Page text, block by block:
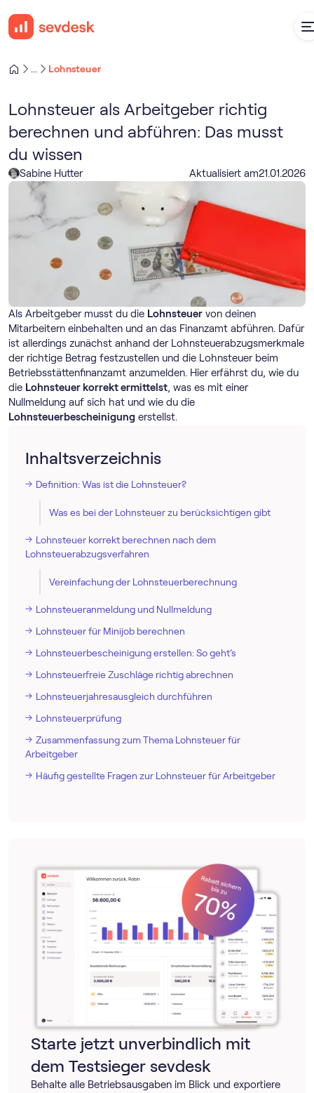
Lohnsteuer
Starte jetzt unverbindlich mit
dem Testsieger sevdesk
Behalte alle Betriebsausgaben im Blick und exportiere
Lohnsteuer als Arbeitgeber richtig
berechnen und abführen: Das musst
du wissen
Sabine Hutter Aktualisiert am21.01.2026
Als Arbeitgeber musst du die Lohnsteuer von deinen
Mitarbeitern einbehalten und an das Finanzamt abführen. Dafür
ist allerdings zunächst anhand der Lohnsteuerabzugsmerkmale
der richtige Betrag festzustellen und die Lohnsteuer beim
Betriebsstättenfinanzamt anzumelden. Hier erfährst du, wie du
die Lohnsteuer korrekt ermittelst, was es mit einer
Nullmeldung auf sich hat und wie du die
Lohnsteuerbescheinigung erstellst.
Inhaltsverzeichnis
Definition: Was ist die Lohnsteuer?
Was es bei der Lohnsteuer zu berücksichtigen gibt
Lohnsteuer korrekt berechnen nach dem
Lohnsteuerabzugsverfahren
Vereinfachung der Lohnsteuerberechnung
Lohnsteueranmeldung und Nullmeldung
Lohnsteuer für Minijob berechnen
Lohnsteuerbescheinigung erstellen: So geht’s
Lohnsteuerfreie Zuschläge richtig abrechnen
Lohnsteuerjahresausgleich durchführen
Lohnsteuerprüfung
Zusammenfassung zum Thema Lohnsteuer für
Arbeitgeber
Häufig gestellte Fragen zur Lohnsteuer für Arbeitgeber